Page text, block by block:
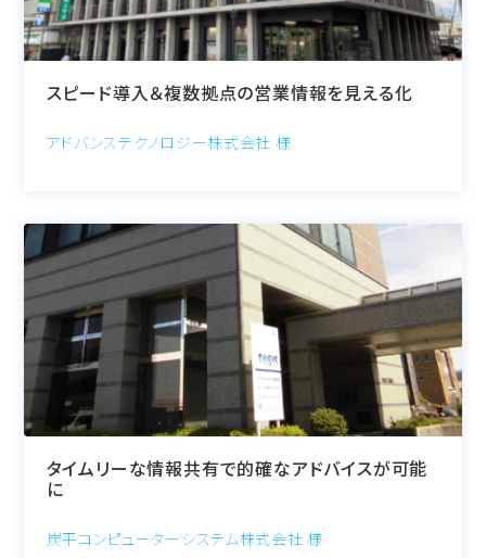
スピード導入＆複数拠点の営業情報を見える化
アドバンステクノロジー株式会社 様
タイムリーな情報共有で的確なアドバイスが可能
に
炭平コンピューターシステム株式会社 様